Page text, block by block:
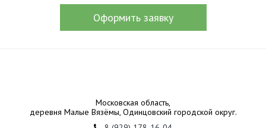
Оформить заявку
Московская область,
деревня Малые Вязёмы, Одинцовский городской округ.